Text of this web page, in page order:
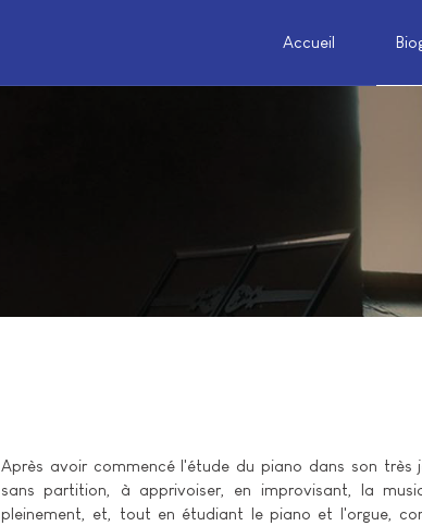
Accueil
Après avoir commencé l'étude du piano dans son très
sans partition, à apprivoiser, en improvisant, la
pleinement, et, tout en étudiant le piano et l'orgue,